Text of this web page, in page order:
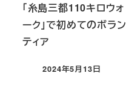
「糸島三都110キロウォ
ーク」で初めてのボラン
ティア
投稿日
2024年5月13日